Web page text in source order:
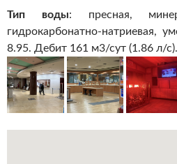
Тип воды: пресная,
гидрокарбонатно-натриевая,
8.95. Дебит 161 м3/сут (1.86 л/с).